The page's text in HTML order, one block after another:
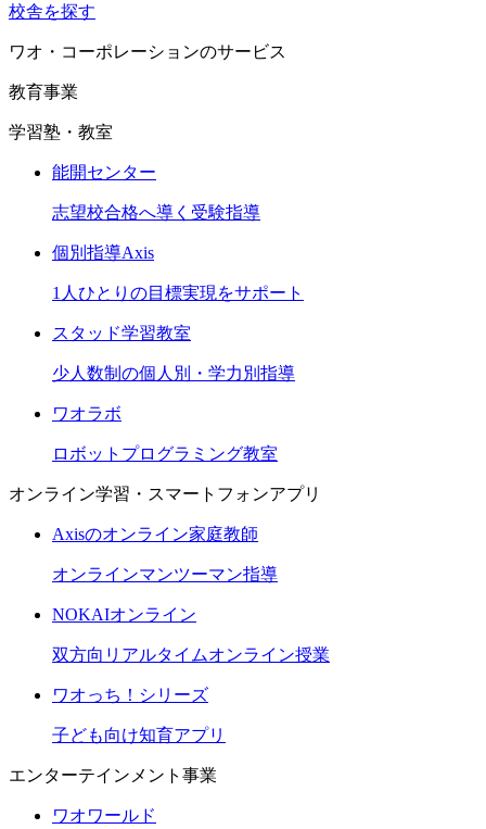
校舎を探す
ワオ・コーポレーションのサービス
教育事業
学習塾・教室
能開センター
志望校合格へ導く受験指導
個別指導Axis
1人ひとりの目標実現をサポート
スタッド学習教室
少人数制の個人別・学力別指導
ワオラボ
ロボットプログラミング教室
オンライン学習・スマートフォンアプリ
Axisのオンライン家庭教師
オンラインマンツーマン指導
NOKAIオンライン
双方向リアルタイムオンライン授業
ワオっち！シリーズ
子ども向け知育アプリ
エンターテインメント事業
ワオワールド